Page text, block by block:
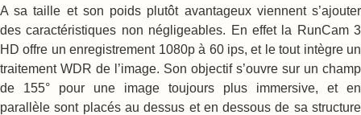
A sa taille et son poids plutôt avantageux viennent s’ajouter
des caractéristiques non négligeables. En effet la RunCam 3
HD offre un enregistrement 1080p à 60 ips, et le tout intègre un
traitement WDR de l’image. Son objectif s’ouvre sur un champ
de 155° pour une image toujours plus immersive, et en
parallèle sont placés au dessus et en dessous de sa structure